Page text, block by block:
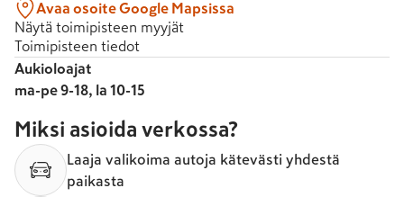
Avaa osoite Google Mapsissa
Näytä toimipisteen myyjät
Toimipisteen tiedot
Aukioloajat
ma-pe 9-18, la 10-15
Miksi asioida verkossa?
Laaja valikoima autoja kätevästi yhdestä
paikasta